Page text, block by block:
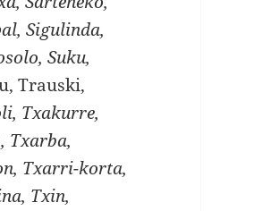
Sigulinda,
Suku,
Trauski,
Txakurre,
Txarba,
Txarri-korta,
Txin,